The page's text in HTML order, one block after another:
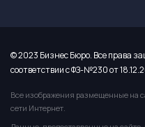
© 2023 Бизнес Бюро. Все права
соответствии с ФЗ-№230 от
Все изображения размещенные на
сети Интернет.